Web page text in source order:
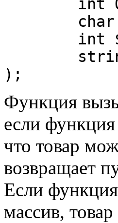
);
Функция
если функция
что товар
возвращает
Если
массив,